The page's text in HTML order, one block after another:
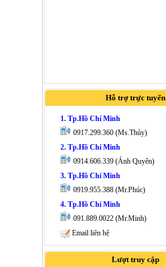
Hỗ trợ trực tuyến
1. Tp.Hồ Chí Minh
0917.299.360 (Ms.Thủy)
2. Tp.Hồ Chí Minh
0914.606.339 (Ánh Quyên)
3. Tp.Hồ Chí Minh
0919.955.388 (Mr.Phúc)
4. Tp.Hồ Chí Minh
091.889.0022 (Mr.Minh)
Email liên hệ
Lượt truy cập